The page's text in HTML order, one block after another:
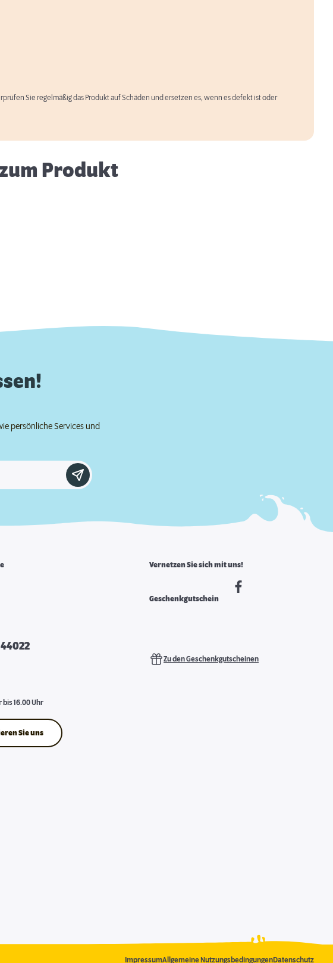
Sie regelmäßig das Produkt auf Schäden und ersetzen es, wenn es defekt ist oder
Produkt
persönliche Services und
bis 16.00 Uhr
Sie uns
Vernetzen Sie sich mit uns!
Geschenkgutschein
Zu den Geschenkgutscheinen
ImpressumAllgemeine NutzungsbedingungenDatenschutz